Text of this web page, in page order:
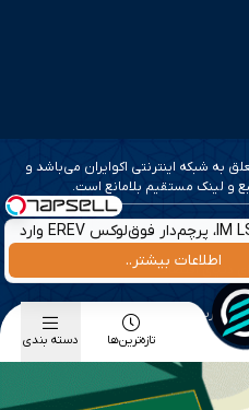
رونمایی از IM LS9، پرچم‌دار فوق‌لوکس EREV وارد
بازار ایران شد
اطلاعات بیشتر..
به شبکه اینترنتی اکوایران می‌باشد و
و لینک مستقیم بلامانع است.
دنیای اقتصاد
تجربه
تازه‌ترین‌ها دسته بندی